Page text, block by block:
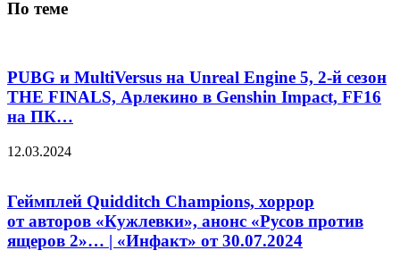
По теме
PUBG и MultiVersus на Unreal Engine 5, 2-й сезон
THE FINALS, Арлекино в Genshin Impact, FF16
на ПК…
12.03.2024
Геймплей Quidditch Champions, хоррор
от авторов «Кужлевки», анонс «Русов против
ящеров 2»… | «Инфакт» от 30.07.2024